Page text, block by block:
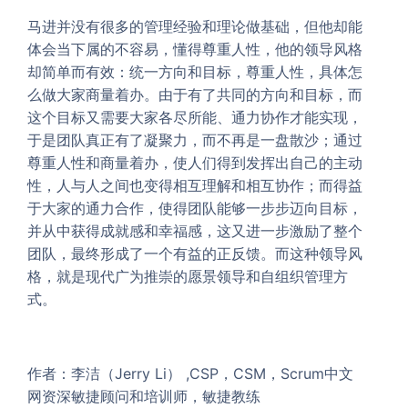
马进并没有很多的管理经验和理论做基础，但他却能
体会当下属的不容易，懂得尊重人性，他的领导风格
却简单而有效：统一方向和目标，尊重人性，具体怎
么做大家商量着办。由于有了共同的方向和目标，而
这个目标又需要大家各尽所能、通力协作才能实现，
于是团队真正有了凝聚力，而不再是一盘散沙；通过
尊重人性和商量着办，使人们得到发挥出自己的主动
性，人与人之间也变得相互理解和相互协作；而得益
于大家的通力合作，使得团队能够一步步迈向目标，
并从中获得成就感和幸福感，这又进一步激励了整个
团队，最终形成了一个有益的正反馈。而这种领导风
格，就是现代广为推崇的愿景领导和自组织管理方
式。
作者：李洁（Jerry Li） ,CSP，CSM，Scrum中文
网资深敏捷顾问和培训师，敏捷教练